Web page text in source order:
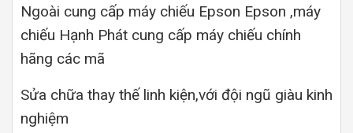
Ngoài cung cấp máy chiếu Epson Epson ,máy
chiếu Hạnh Phát cung cấp máy chiếu chính
hãng các mã
Sửa chữa thay thế linh kiện,với đội ngũ giàu kinh
nghiệm